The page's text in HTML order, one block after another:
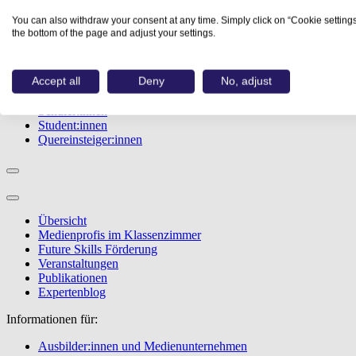
Studiengänge
Events
Berufstest
Informationen für:
Student:innen
Quereinsteiger:innen
Übersicht
Medienprofis im Klassenzimmer
Future Skills Förderung
Veranstaltungen
Publikationen
Expertenblog
Informationen für:
Ausbilder:innen und Medienunternehmen
You can also withdraw your consent at any time. Simply click on “Cookie
the bottom of the page and adjust your settings.
Accept all Deny No, adjust